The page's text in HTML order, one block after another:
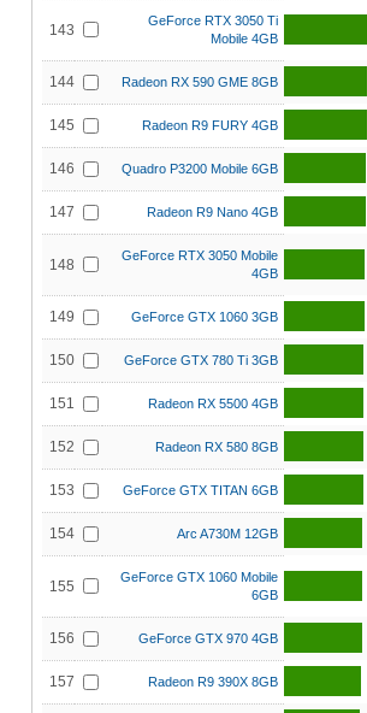
143
GeForce RTX 3050 Ti
Mobile 4GB
144 Radeon RX 590 GME 8GB
145 Radeon R9 FURY 4GB
146 Quadro P3200 Mobile 6GB
147 Radeon R9 Nano 4GB
148
GeForce RTX 3050 Mobile
4GB
149 GeForce GTX 1060 3GB
150 GeForce GTX 780 Ti 3GB
151 Radeon RX 5500 4GB
152 Radeon RX 580 8GB
153 GeForce GTX TITAN 6GB
154 Arc A730M 12GB
155
GeForce GTX 1060 Mobile
6GB
156 GeForce GTX 970 4GB
157 Radeon R9 390X 8GB